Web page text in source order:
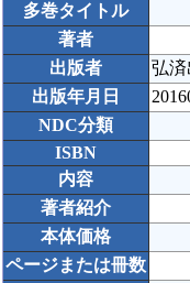
多巻タイトル
著者
出版者
弘
出版年月日
NDC分類
ISBN
内容
著者紹介
本体価格
ページまたは冊数